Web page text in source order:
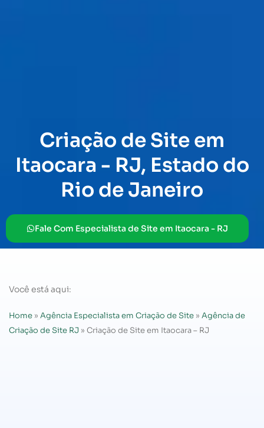
Criação de Site em
Itaocara - RJ, Estado do
Rio de Janeiro
Fale Com Especialista de Site em Itaocara - RJ
Você está aqui:
Home » Agência Especialista em Criação de Site » Agência de
Criação de Site RJ » Criação de Site em Itaocara – RJ